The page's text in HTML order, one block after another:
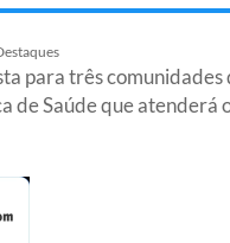
para três
de Saúde que atenderá